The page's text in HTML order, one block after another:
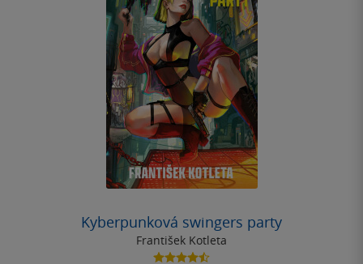
Kyberpunková swingers party
František Kotleta
4.5